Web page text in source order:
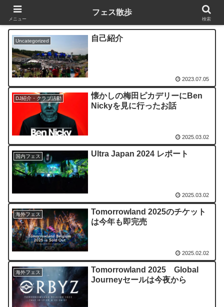
Uncategorized 自己紹介
2023.07.05
DJ紹介・クラブ活動
懐かしの梅田ピカデリーにBen
Nickyを見に行ったお話
2025.03.02
国内フェス Ultra Japan 2024 レポート
2025.03.02
海外フェス
Tomorrowland 2025のチケット
は今年も即完売
2025.02.02
海外フェス
Tomorrowland 2025 Global
Journeyセールは今夜から
メニュー
フェス散歩
検索